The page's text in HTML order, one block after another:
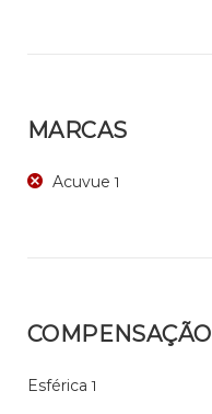
MARCAS
Acuvue 1
COMPENSAÇÃO
Esférica 1